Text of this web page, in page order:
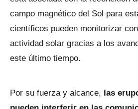
campo magnético del Sol para
científicos pueden monitorizar
actividad solar gracias a los
este último tiempo.
Por su fuerza y alcance, las